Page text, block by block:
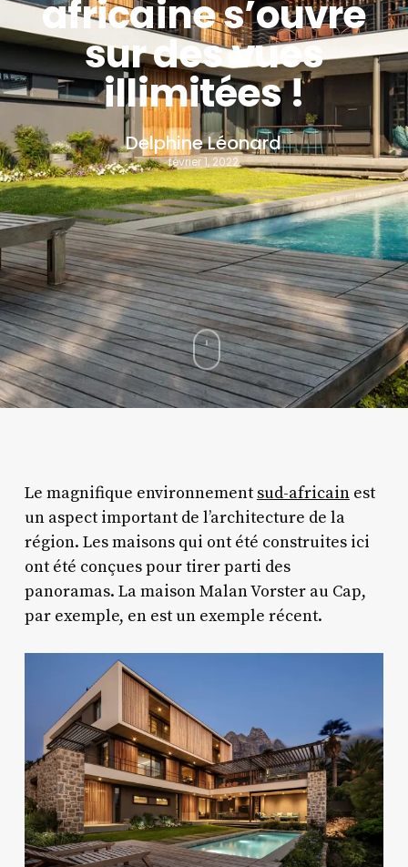
africaine s’ouvre
sur des vues
illimitées !
Delphine Léonard
février 1, 2022
Le magnifique environnement sud-africainest
un aspect important de l’architecture de la
région. Les maisons qui ont été construites ici
ont été conçues pour tirer parti des
panoramas. La maison Malan Vorster au Cap,
par exemple, en est un exemple récent.